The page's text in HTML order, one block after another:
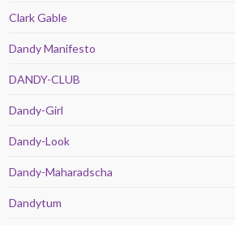
Clark Gable
Dandy Manifesto
DANDY-CLUB
Dandy-Girl
Dandy-Look
Dandy-Maharadscha
Dandytum